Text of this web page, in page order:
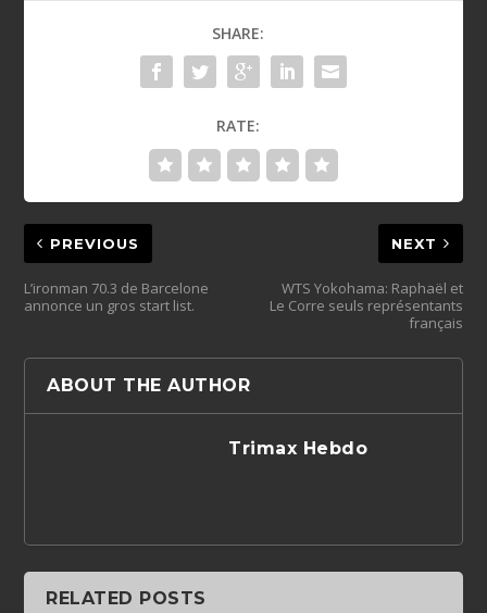
SHARE:
RATE:
PREVIOUS
L’ironman 70.3 de Barcelone
annonce un gros start list.
NEXT
WTS Yokohama: Raphaël et
Le Corre seuls représentants
français
ABOUT THE AUTHOR
Trimax Hebdo
RELATED POSTS